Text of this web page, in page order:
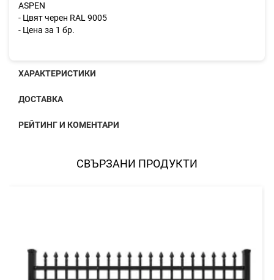
ASPEN
- Цвят черен RAL 9005
- Цена за 1 бр.
ХАРАКТЕРИСТИКИ
ДОСТАВКА
РЕЙТИНГ И КОМЕНТАРИ
СВЪРЗАНИ ПРОДУКТИ